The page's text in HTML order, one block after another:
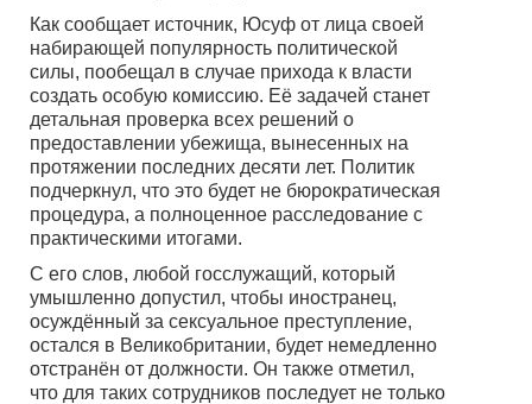
Как сообщает источник, Юсуф от лица своей
набирающей популярность политической
силы, пообещал в случае прихода к власти
создать особую комиссию. Её задачей станет
детальная проверка всех решений о
предоставлении убежища, вынесенных на
протяжении последних десяти лет. Политик
подчеркнул, что это будет не бюрократическая
процедура, а полноценное расследование с
практическими итогами.
С его слов, любой госслужащий, который
умышленно допустил, чтобы иностранец,
осуждённый за сексуальное преступление,
остался в Великобритании, будет немедленно
отстранён от должности. Он также отметил,
что для таких сотрудников последует не только